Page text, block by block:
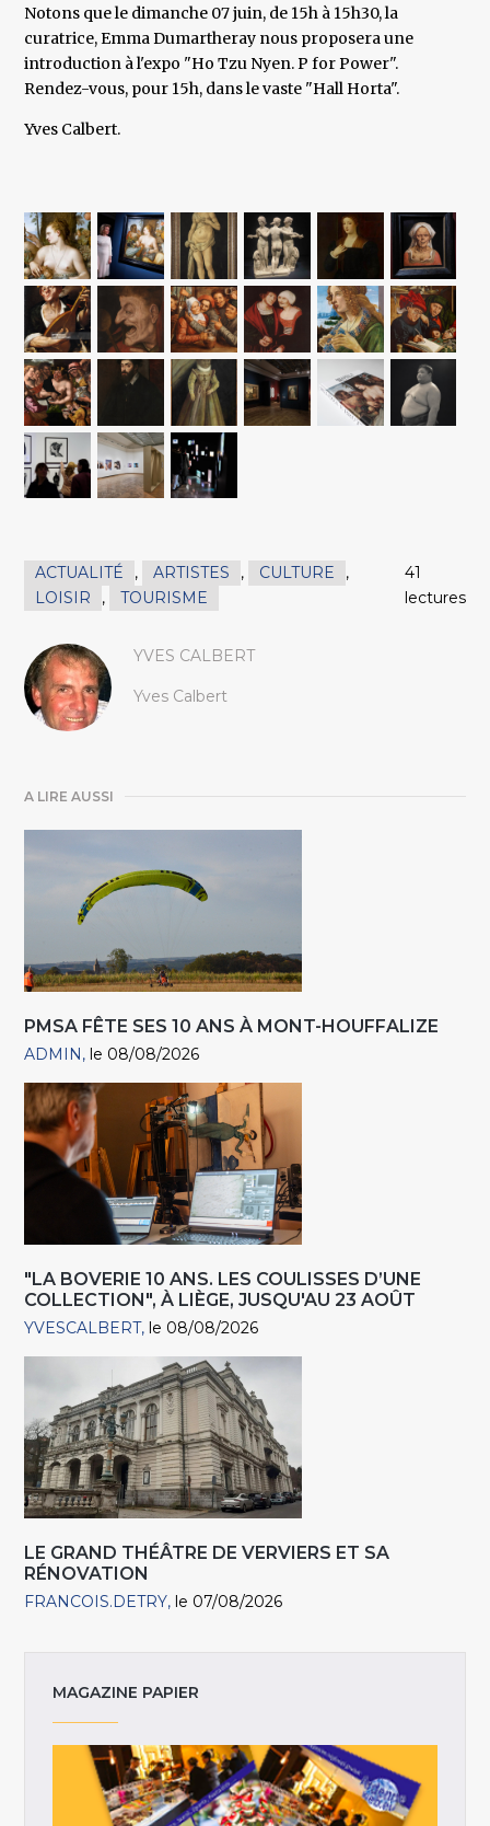
Notons que le dimanche 07 juin, de 15h à 15h30, la
curatrice, Emma Dumartheray nous proposera une
introduction à l'expo "Ho Tzu Nyen. P for Power".
Rendez-vous, pour 15h, dans le vaste "Hall Horta".
Yves Calbert.
ACTUALITÉ , ARTISTES , CULTURE
,
LOISIR
, TOURISME
41
lectures
YVES CALBERT
Yves Calbert
A LIRE AUSSI
PMSA FÊTE SES 10 ANS À MONT-HOUFFALIZE
ADMIN le 08/08/2026
"LA BOVERIE 10 ANS. LES COULISSES D’UNE
COLLECTION", À LIÈGE, JUSQU'AU 23 AOÛT
YVESCALBERT le 08/08/2026
LE GRAND THÉÂTRE DE VERVIERS ET SA
RÉNOVATION
FRANCOIS.DETRY le 07/08/2026
MAGAZINE PAPIER